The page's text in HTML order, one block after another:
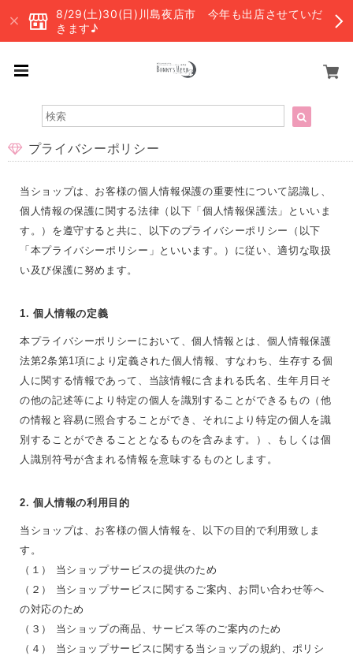
8/29(土)30(日)川島夜店市 今年も出店させていだ
きます♪
プライバシーポリシー
当ショップは、お客様の個人情報保護の重要性について認識し、
個人情報の保護に関する法律（以下「個人情報保護法」といいま
す。）を遵守すると共に、以下のプライバシーポリシー（以下
「本プライバシーポリシー」といいます。）に従い、適切な取扱
い及び保護に努めます。
1. 個人情報の定義
本プライバシーポリシーにおいて、個人情報とは、個人情報保護
法第2条第1項により定義された個人情報、すなわち、生存する個
人に関する情報であって、当該情報に含まれる氏名、生年月日そ
の他の記述等により特定の個人を識別することができるもの（他
の情報と容易に照合することができ、それにより特定の個人を識
別することができることとなるものを含みます。）、もしくは個
人識別符号が含まれる情報を意味するものとします。
2. 個人情報の利用目的
当ショップは、お客様の個人情報を、以下の目的で利用致しま
す。
（１） 当ショップサービスの提供のため
（２） 当ショップサービスに関するご案内、お問い合わせ等へ
の対応のため
（３） 当ショップの商品、サービス等のご案内のため
（４） 当ショップサービスに関する当ショップの規約、ポリシ